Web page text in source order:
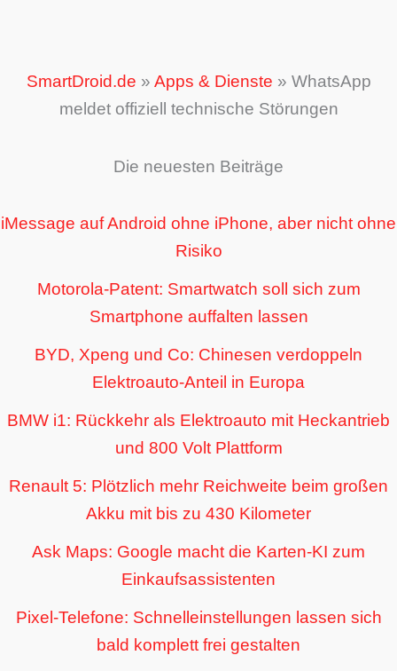
SmartDroid.de » Apps & Dienste » WhatsApp
meldet offiziell technische Störungen
Die neuesten Beiträge
iMessage auf Android ohne iPhone, aber nicht ohne
Risiko
Motorola-Patent: Smartwatch soll sich zum
Smartphone auffalten lassen
BYD, Xpeng und Co: Chinesen verdoppeln
Elektroauto-Anteil in Europa
BMW i1: Rückkehr als Elektroauto mit Heckantrieb
und 800 Volt Plattform
Renault 5: Plötzlich mehr Reichweite beim großen
Akku mit bis zu 430 Kilometer
Ask Maps: Google macht die Karten-KI zum
Einkaufsassistenten
Pixel-Telefone: Schnelleinstellungen lassen sich
bald komplett frei gestalten